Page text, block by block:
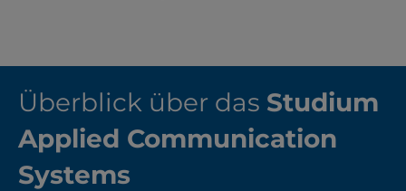
Überblick über das Studium
Applied Communication
Systems